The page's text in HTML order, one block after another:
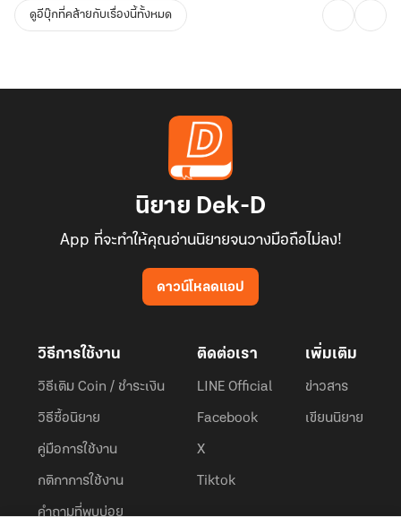
ดูอีบุ๊กที่คล้ายกับเรื่องนี้ทั้งหมด
นิยาย Dek-D
App ที่จะทำให้คุณอ่านนิยายจนวางมือถือไม่ลง!
ดาวน์โหลดแอป
วิธีการใช้งาน
วิธีเติม Coin / ชำระเงิน
วิธีซื้อนิยาย
คู่มือการใช้งาน
กติกาการใช้งาน
คำถามที่พบบ่อย
ติดต่อเรา
LINE Official
Facebook
X
Tiktok
เพิ่มเติม
ข่าวสาร
เขียนนิยาย